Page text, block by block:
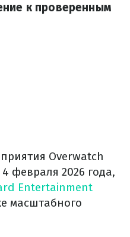
к проверенным
Overwatch
февраля 2026 года,
Entertainment
масштабного